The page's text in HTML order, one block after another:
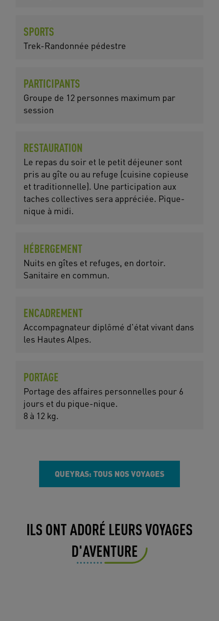
SPORTS
Trek-Randonnée pédestre
PARTICIPANTS
Groupe de 12 personnes maximum par
session
RESTAURATION
Le repas du soir et le petit déjeuner sont
pris au gîte ou au refuge (cuisine copieuse
et traditionnelle). Une participation aux
taches collectives sera appréciée. Pique-
nique à midi.
HÉBERGEMENT
Nuits en gîtes et refuges, en dortoir.
Sanitaire en commun.
ENCADREMENT
Accompagnateur diplômé d'état vivant dans
les Hautes Alpes.
PORTAGE
Portage des affaires personnelles pour 6
jours et du pique-nique.
8 à 12 kg.
QUEYRAS: TOUS NOS VOYAGES
ILS ONT ADORÉ LEURS VOYAGES
D'AVENTURE